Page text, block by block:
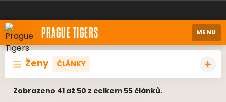
PRAGUE TIGERS MENU
Ženy ČLÁNKY
Zobrazeno 41 až 50 z celkem 55 článků.